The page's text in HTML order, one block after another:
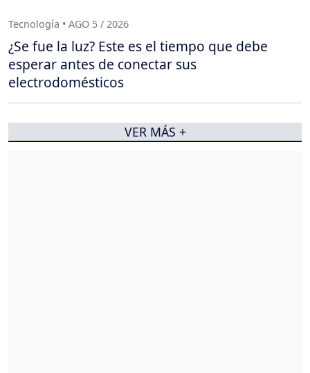
Tecnología • AGO 5 / 2026
¿Se fue la luz? Este es el tiempo que debe
esperar antes de conectar sus
electrodomésticos
VER MÁS +